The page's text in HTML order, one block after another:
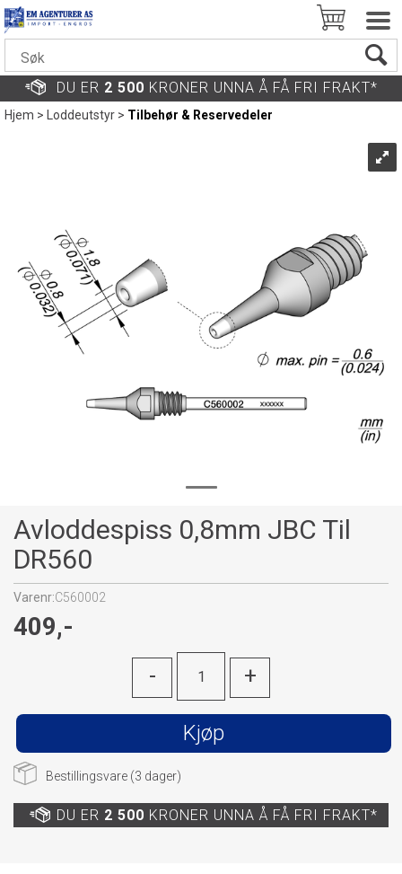
DU ER 2 500 KRONER UNNA Å FÅ FRI FRAKT*
Hjem> Loddeutstyr>Tilbehør & Reservedeler
Avloddespiss 0,8mm JBC Til
DR560
Varenr:C560002
409,-
- +
Kjøp
Bestillingsvare (3 dager)
DU ER 2 500 KRONER UNNA Å FÅ FRI FRAKT*